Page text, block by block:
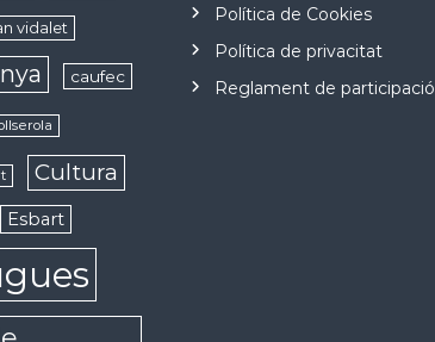
vidalet
caufec
Cultura
Esbart
Política de Cookies
Política de privacitat
Reglament de participació